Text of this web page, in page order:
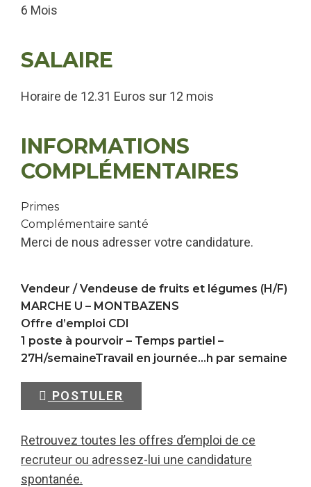
6 Mois
SALAIRE
Horaire de 12.31 Euros sur 12 mois
INFORMATIONS
COMPLÉMENTAIRES
Primes
Complémentaire santé
Merci de nous adresser votre candidature.
Vendeur / Vendeuse de fruits et légumes (H/F)
MARCHE U – MONTBAZENS
Offre d’emploi CDI
1 poste à pourvoir – Temps partiel –
27H/semaineTravail en journée…h par semaine
POSTULER
Retrouvez toutes les offres d’emploi de ce
recruteur ou adressez-lui une candidature
spontanée.